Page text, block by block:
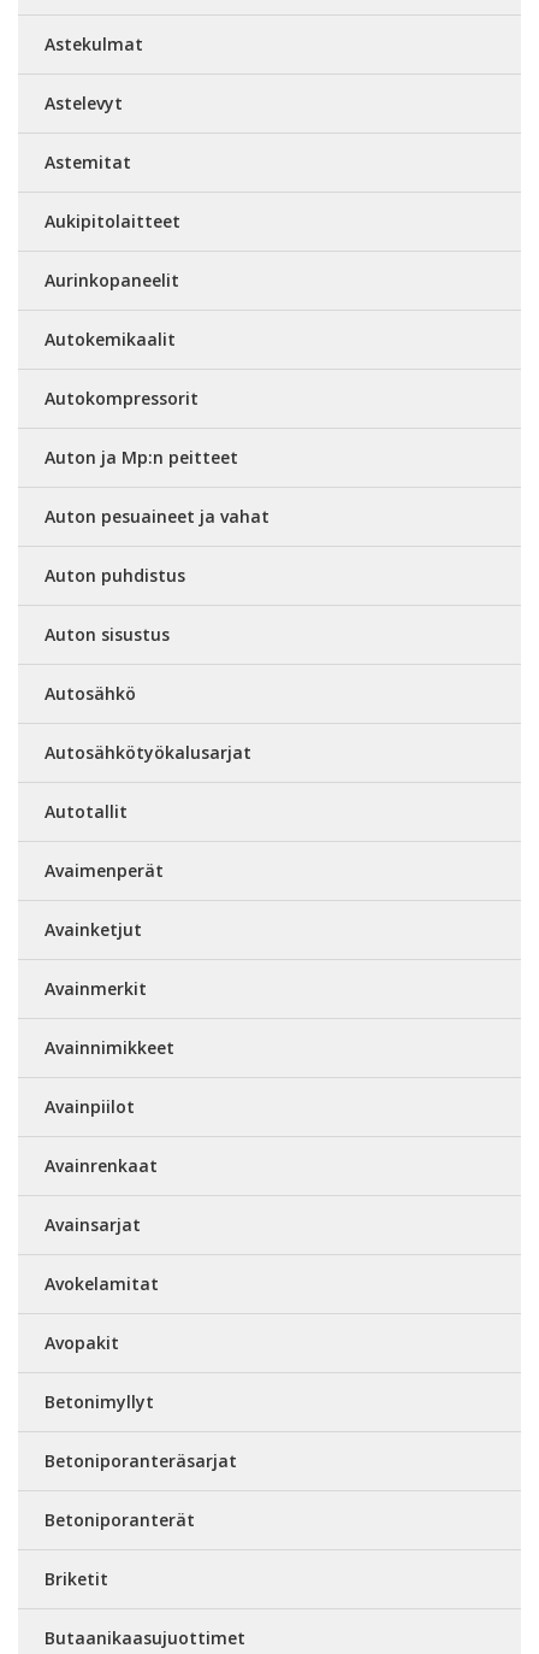
Astekulmat
Astelevyt
Astemitat
Aukipitolaitteet
Aurinkopaneelit
Autokemikaalit
Autokompressorit
Auton ja Mp:n peitteet
Auton pesuaineet ja vahat
Auton puhdistus
Auton sisustus
Autosähkö
Autosähkötyökalusarjat
Autotallit
Avaimenperät
Avainketjut
Avainmerkit
Avainnimikkeet
Avainpiilot
Avainrenkaat
Avainsarjat
Avokelamitat
Avopakit
Betonimyllyt
Betoniporanteräsarjat
Betoniporanterät
Briketit
Butaanikaasujuottimet